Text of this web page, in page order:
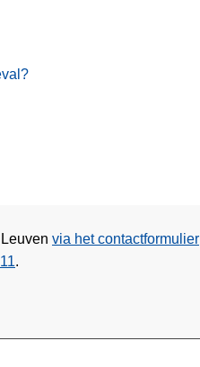
via het contactformulier
.